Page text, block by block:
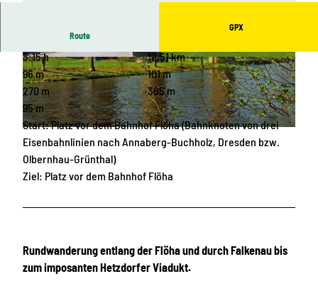
© Hans Weiske © Birgit Knöbel, Erlebnisheimat Erzgebirge
Route
GPX
3:15 h
12,51 km
96 m
101 m
270 m
365 m
95 m
Start: Platz vor dem Bahnhof Flöha (Bahnknoten von drei
Eisenbahnlinien nach Annaberg-Buchholz, Dresden bzw.
Olbernhau-Grünthal)
Ziel: Platz vor dem Bahnhof Flöha
Rundwanderung entlang der Flöha und durch Falkenau bis
zum imposanten Hetzdorfer Viadukt.